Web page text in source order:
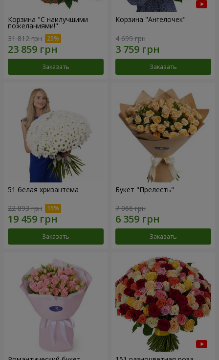
Корзина "С наилучшими
пожеланиями!"
31 812 грн
Заказать
Корзина "Ангелочек"
4 699 грн
Заказать
51 белая хризантема
22 893 грн
Заказать
Букет "Прелесть"
7 066 грн
Заказать